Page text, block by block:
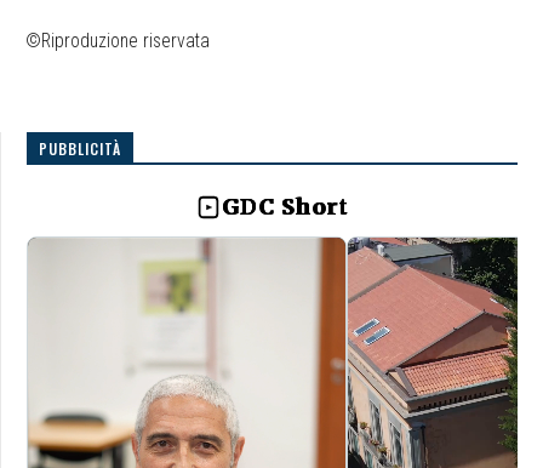
©Riproduzione riservata
PUBBLICITÀ
GDC Short